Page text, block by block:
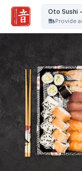
Oto Sushi
Provide